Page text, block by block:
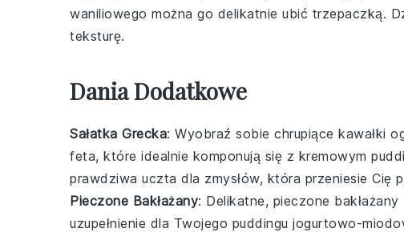
waniliowego można go delikatnie ubić trzepaczką.
teksturę.
Dania Dodatkowe
Sałatka Grecka: Wyobraź sobie chrupiące kawałki
feta, które idealnie komponują się z kremowym
prawdziwa uczta dla zmysłów, która przeniesie Cię
Pieczone Bakłażany: Delikatne, pieczone bakłażany
uzupełnienie dla Twojego puddingu jogurtowo-